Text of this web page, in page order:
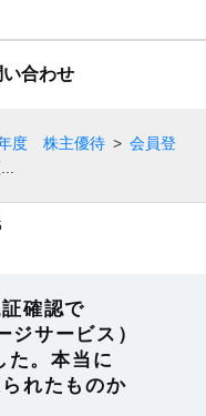
合わせ
度 株主優待 > 会員登
確認で
ジサービス）
た。本当に
れたものか